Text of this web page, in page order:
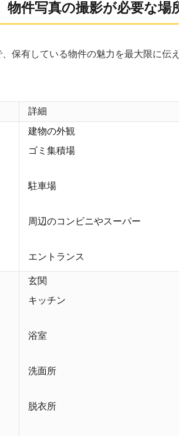
物件写真の撮影が必要な場
保有している物件の魅力を最大限に伝
詳細
建物の外観
ゴミ集積場
駐車場
周辺のコンビニやスーパー
エントランス
玄関
キッチン
浴室
洗面所
脱衣所